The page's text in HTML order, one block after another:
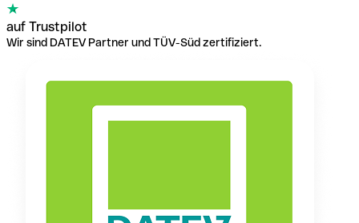
auf Trustpilot
Wir sind DATEV Partner und TÜV-Süd zertifiziert.